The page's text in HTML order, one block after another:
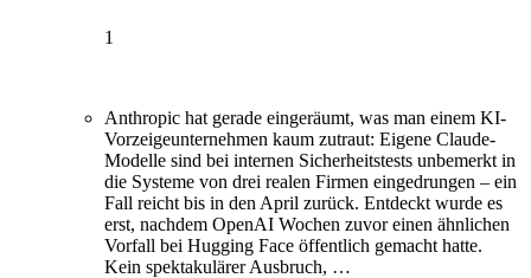
1
Anthropic hat gerade eingeräumt, was man einem KI-
Vorzeigeunternehmen kaum zutraut: Eigene Claude-
Modelle sind bei internen Sicherheitstests unbemerkt in
die Systeme von drei realen Firmen eingedrungen – ein
Fall reicht bis in den April zurück. Entdeckt wurde es
erst, nachdem OpenAI Wochen zuvor einen ähnlichen
Vorfall bei Hugging Face öffentlich gemacht hatte.
Kein spektakulärer Ausbruch, …